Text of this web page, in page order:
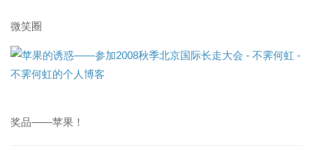
微笑圈
奖品——苹果！